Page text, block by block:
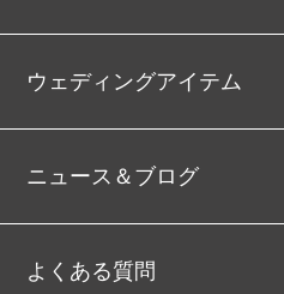
ウェディングアイテム
ニュース＆ブログ
よくある質問